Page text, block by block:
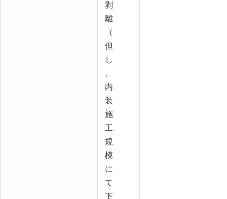
剥
離
（
但
し
内
装
施
工
規
模
に
て
下